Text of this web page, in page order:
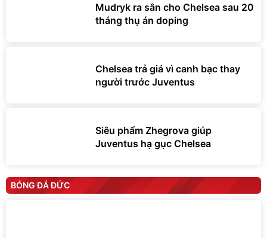
Mudryk ra sân cho Chelsea sau 20
tháng thụ án doping
Chelsea trả giá vì canh bạc thay
người trước Juventus
Siêu phẩm Zhegrova giúp
Juventus hạ gục Chelsea
BÓNG ĐÁ ĐỨC